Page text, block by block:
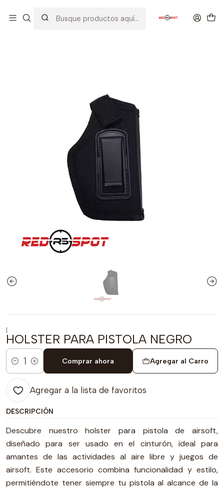
HOLSTER PARA PISTOLA NEGRO
|
HOLSTER PARA PISTOLA NEGRO
Cantidad
Agregar al Carro
Comprar ahora
Agregar a la lista de favoritos
DESCRIPCIÓN
Descubre nuestro holster para pistola de airsoft,
diseñado para ser usado en el cinturón, ideal para
amantes de las actividades al aire libre y juegos de
airsoft. Este accesorio combina funcionalidad y estilo,
permitiéndote tener siempre tu pistola al alcance de la